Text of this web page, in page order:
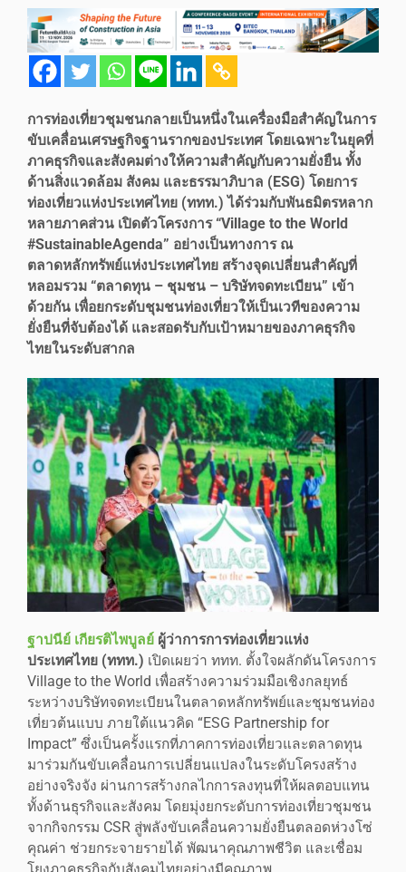
การท่องเที่ยวชุมชนกลายเป็นหนึ่งในเครื่องมือสำคัญในการ
ขับเคลื่อนเศรษฐกิจฐานรากของประเทศ โดยเฉพาะในยุคที่
ภาคธุรกิจและสังคมต่างให้ความสำคัญกับความยั่งยืน ทั้ง
ด้านสิ่งแวดล้อม สังคม และธรรมาภิบาล (ESG) โดยการ
ท่องเที่ยวแห่งประเทศไทย (ททท.) ได้ร่วมกับพันธมิตรหลาก
หลายภาคส่วน เปิดตัวโครงการ “Village to the World
#SustainableAgenda” อย่างเป็นทางการ ณ
ตลาดหลักทรัพย์แห่งประเทศไทย สร้างจุดเปลี่ยนสำคัญที่
หลอมรวม “ตลาดทุน – ชุมชน – บริษัทจดทะเบียน” เข้า
ด้วยกัน เพื่อยกระดับชุมชนท่องเที่ยวให้เป็นเวทีของความ
ยั่งยืนที่จับต้องได้ และสอดรับกับเป้าหมายของภาคธุรกิจ
ไทยในระดับสากล
ฐาปนีย์ เกียรติไพบูลย์ ผู้ว่าการการท่องเที่ยวแห่ง
ประเทศไทย (ททท.) เปิดเผยว่า ททท. ตั้งใจผลักดันโครงการ
Village to the World เพื่อสร้างความร่วมมือเชิงกลยุทธ์
ระหว่างบริษัทจดทะเบียนในตลาดหลักทรัพย์และชุมชนท่อง
เที่ยวต้นแบบ ภายใต้แนวคิด “ESG Partnership for
Impact” ซึ่งเป็นครั้งแรกที่ภาคการท่องเที่ยวและตลาดทุน
มาร่วมกันขับเคลื่อนการเปลี่ยนแปลงในระดับโครงสร้าง
อย่างจริงจัง ผ่านการสร้างกลไกการลงทุนที่ให้ผลตอบแทน
ทั้งด้านธุรกิจและสังคม โดยมุ่งยกระดับการท่องเที่ยวชุมชน
จากกิจกรรม CSR สู่พลังขับเคลื่อนความยั่งยืนตลอดห่วงโซ่
คุณค่า ช่วยกระจายรายได้ พัฒนาคุณภาพชีวิต และเชื่อม